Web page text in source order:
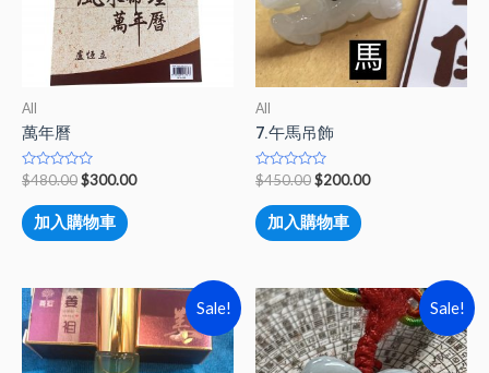
All
萬年曆
Rated
0
out
of
5
$480.00$300.00
加入購物車
All
7.午馬吊飾
Rated
0
out
of
5
$450.00$200.00
加入購物車
Sale! Sale!